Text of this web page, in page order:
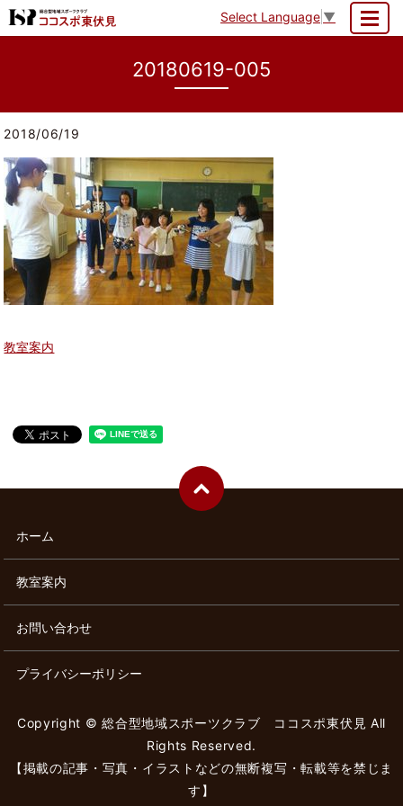
Select Language ▼
20180619-005
2018/06/19
教室案内
ホーム
教室案内
お問い合わせ
プライバシーポリシー
Copyright © 総合型地域スポーツクラブ ココスポ東伏見 All
Rights Reserved.
【掲載の記事・写真・イラストなどの無断複写・転載等を禁じま
す】